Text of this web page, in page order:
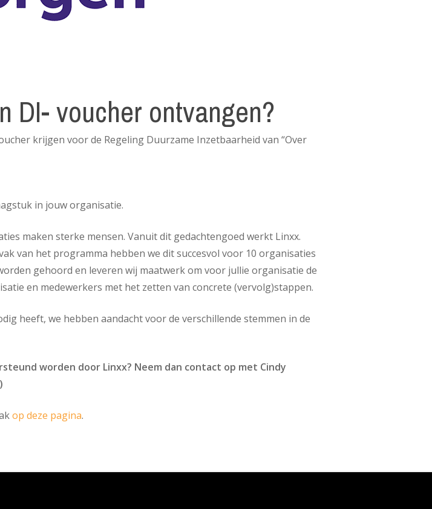
DI- voucher ontvangen?
krijgen voor de Regeling Duurzame Inzetbaarheid van “Over
in jouw organisatie.
maken sterke mensen. Vanuit dit gedachtengoed werkt Linxx.
van het programma hebben we dit succesvol voor 10 organisaties
gehoord en leveren wij maatwerk om voor jullie organisatie de
en medewerkers met het zetten van concrete (vervolg)stappen.
heeft, we hebben aandacht voor de verschillende stemmen in de
worden door Linxx? Neem dan contact op met Cindy
op deze pagina.